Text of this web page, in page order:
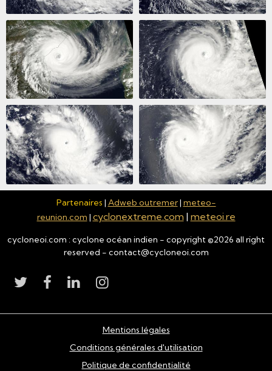
Partenaires | Adweb outremer| meteo-
reunion.com | cyclonextreme.com | meteoi.re
cycloneoi.com : cyclone océan indien - copyright ©2026 all right
reserved - contact@cycloneoi.com
Mentions légales
Conditions générales d'utilisation
Politique de confidentialité